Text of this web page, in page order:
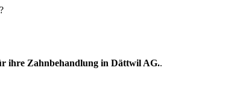
ihre Zahnbehandlung in Dättwil AG..